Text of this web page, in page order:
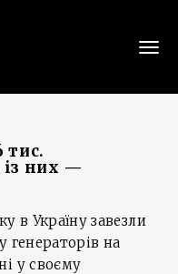
тис.
із них —
в Україну завезли
генераторів на
у своєму